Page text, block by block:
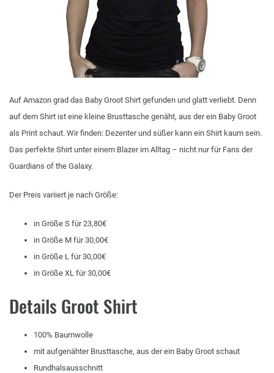
Auf Amazon grad das Baby Groot Shirt gefunden und glatt verliebt. Denn
auf dem Shirt ist eine kleine Brusttasche genäht, aus der ein Baby Groot
als Print schaut. Wir finden: Dezenter und süßer kann ein Shirt kaum sein.
Das perfekte Shirt unter einem Blazer im Alltag – nicht nur für Fans der
Guardians of the Galaxy.
Der Preis variiert je nach Größe:
in Größe S für 23,80€
in Größe M für 30,00€
in Größe L für 30,00€
in Größe XL für 30,00€
Details Groot Shirt
100% Baumwolle
mit aufgenähter Brusttasche, aus der ein Baby Groot schaut
Rundhalsausschnitt